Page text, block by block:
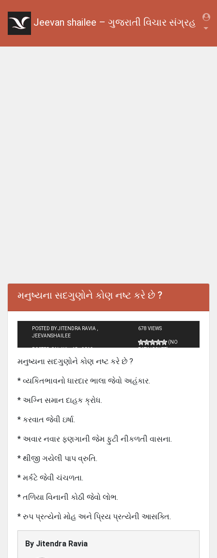
Jeevan shailee – ગુજરાતી વિચાર સંગ્રહ
મનુષ્યના સદગુણોને કોણ નષ્ટ કરે છે ?
POSTED BY JITENDRA RAVIA ,
JEEVANSHAILEE
POSTED ON JUL - 18 - 2012
678 VIEWS
(NO
RATINGS YET)
મનુષ્યના સદગુણોને કોણ નષ્ટ કરે છે ?
* વ્યકિતભાવનો ધારદાર ભાલા જેવો અહંકાર.
* અગ્નિ સમાન દાહક ક્રોધ.
* કરવાત જેવી ઇર્ષા.
* અવાર નવાર ફણગાની જેમ ફુટી નીકળતી વાસના.
* થીજી ગયેલી પાપ વ્રુતિ.
* મર્કટે જેવી ચંચળતા.
* તળિયા વિનાની કોઠી જેવો લોભ.
* રુપ પ્રત્યેનો મોહ અને પ્રિય પ્રત્યેની આસક્તિ.
By Jitendra Ravia